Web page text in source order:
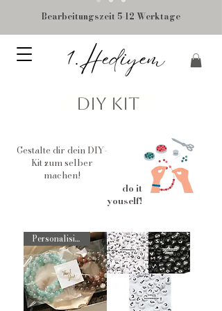
Bearbeitungszeit 5-12 Werktage
DIY Kit
Gestalte dir dein DIY-
Kit zum selber
machen!
do it
youself!
Personalisierbar